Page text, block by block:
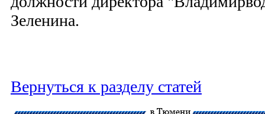
Зеленина.
Вернуться к разделу статей